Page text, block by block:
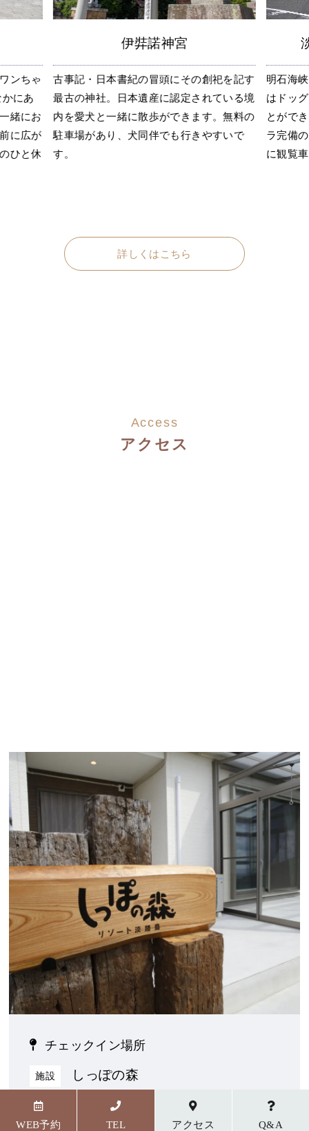
ンちゃ
にあ
緒にお
に広が
ひと休
伊弉諾神宮
古事記・日本書紀の冒頭にその創祀を記す
最古の神社。日本遺産に認定されている境
内を愛犬と一緒に散歩ができます。無料の
駐車場があり、犬同伴でも行きやすいで
す。
明石海
はドッ
とがで
ラ完備
に観覧
詳しくはこちら
Access
アクセス
チェックイン場所
施設 しっぽの森
〒656-1727 兵庫県淡路市野島貴船23番地5
WEB予約
TEL アクセス Q&A